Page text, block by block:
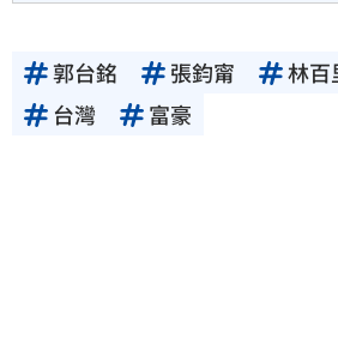
郭台銘 張鈞甯 林百
台灣
富豪